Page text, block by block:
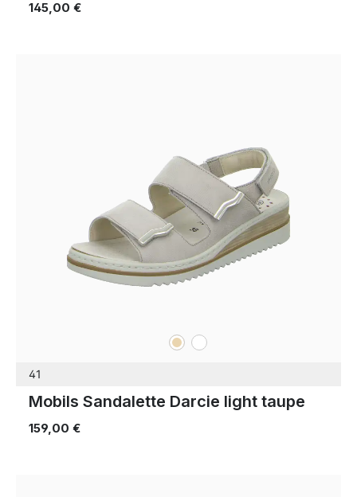
145,00 €
beigeweiß
41
Mobils Sandalette Darcie light taupe
159,00 €